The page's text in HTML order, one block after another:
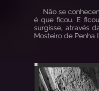
Não se
é que ficou. E
surgisse, através
Mosteiro de Penha